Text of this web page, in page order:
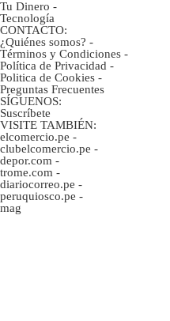
Tu Dinero -
Tecnología
CONTACTO:
¿Quiénes somos? -
Términos y Condiciones -
Política de Privacidad -
Politica de Cookies -
Preguntas Frecuentes
SÍGUENOS:
Suscríbete
VISITE TAMBIÉN:
elcomercio.pe -
clubelcomercio.pe -
depor.com -
trome.com -
diariocorreo.pe -
peruquiosco.pe -
mag